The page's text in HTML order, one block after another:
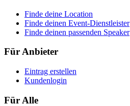
Finde deine Location
Finde deinen Event-Dienstleister
Finde deinen passenden Speaker
Für Anbieter
Eintrag erstellen
Kundenlogin
Für Alle